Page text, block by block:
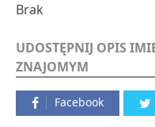
Brak
UDOSTĘPNIJ OPIS
ZNAJOMYM
Facebook